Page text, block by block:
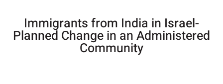
Immigrants from India in Israel-
Planned Change in an Administered
Community